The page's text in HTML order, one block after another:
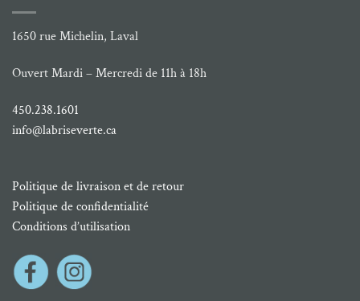
1650 rue Michelin, Laval
Ouvert Mardi – Mercredi de 11h à 18h
450.238.1601
info@labriseverte.ca
Politique de livraison et de retour
Politique de confidentialité
Conditions d’utilisation